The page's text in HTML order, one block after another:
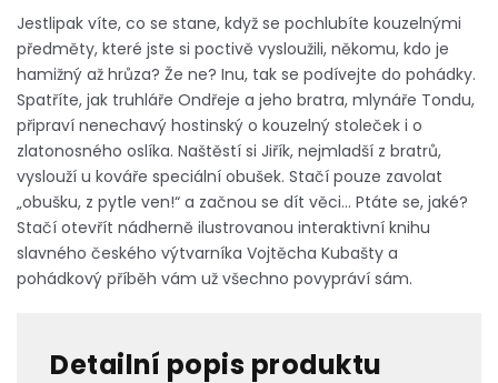
Jestlipak víte, co se stane, když se pochlubíte kouzelnými
předměty, které jste si poctivě vysloužili, někomu, kdo je
hamižný až hrůza? Že ne? Inu, tak se podívejte do pohádky.
Spatříte, jak truhláře Ondřeje a jeho bratra, mlynáře Tondu,
připraví nenechavý hostinský o kouzelný stoleček i o
zlatonosného oslíka. Naštěstí si Jiřík, nejmladší z bratrů,
vyslouží u kováře speciální obušek. Stačí pouze zavolat
„obušku, z pytle ven!“ a začnou se dít věci… Ptáte se, jaké?
Stačí otevřít nádherně ilustrovanou interaktivní knihu
slavného českého výtvarníka Vojtěcha Kubašty a
pohádkový příběh vám už všechno povypráví sám.
Detailní popis produktu